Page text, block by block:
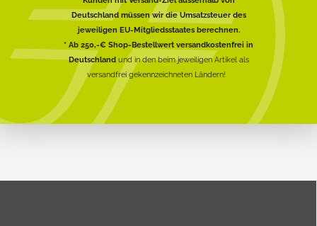
Deutschland müssen wir die Umsatzsteuer des
jeweiligen EU-Mitgliedsstaates berechnen.
* Ab 250,-€ Shop-Bestellwert versandkostenfrei in
Deutschlandund in den beim jeweiligen Artikel als
versandfrei gekennzeichneten Ländern!